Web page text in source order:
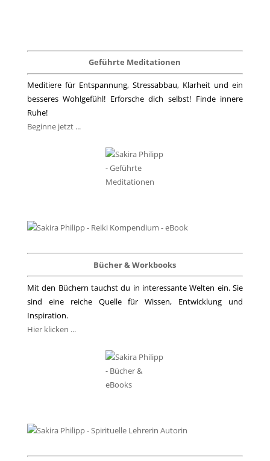
Geführte Meditationen
Meditiere für Entspannung, Stressabbau, Klarheit und ein
besseres Wohlgefühl! Erforsche dich selbst! Finde innere
Ruhe!
Beginne jetzt ...
Bücher & Workbooks
Mit den Büchern tauchst du in interessante Welten ein. Sie
sind eine reiche Quelle für Wissen, Entwicklung und
Inspiration.
Hier klicken ...